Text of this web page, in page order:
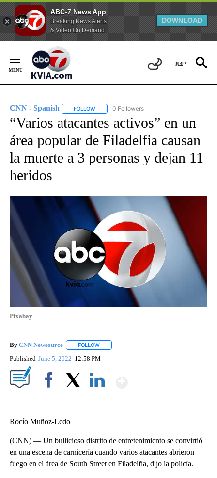
ABC-7 News App
Breaking News Alerts
& Video On Demand
DOWNLOAD
Content
84°
CNN - Spanish FOLLOW FOLLOW "CNN - SPANISH" TO RECEIVE
0 Followers
“Varios atacantes activos” en un
área popular de Filadelfia causan
la muerte a 3 personas y dejan 11
heridos
Pixabay
By CNN Newsource FOLLOW
Published June 5, 2022 12:58 PM
Rocío Muñoz-Ledo
(CNN) — Un bullicioso distrito de entretenimiento se convirtió
en una escena de carnicería cuando varios atacantes abrieron
fuego en el área de South Street en Filadelfia, dijo la policía.